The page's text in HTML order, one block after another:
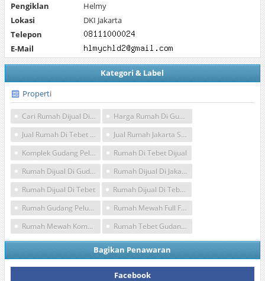
Pengiklan
Helmy
Lokasi
DKI Jakarta
Telepon
E-Mail
Kategori & Label
Properti
Cari Rumah Dijual Di Gudang Peluru
Harga Rumah Di Gudang Peluru Tebet
Jual Rumah Di Tebet Jakarta Selatan
Jual Rumah Jakarta Selatan
Komplek Gudang Peluru Tebet
Rumah Di Tebet Dijual
Rumah Dijual Di Gudang Peluru
Rumah Dijual Di Jakarta Selatan
Rumah Dijual Di Tebet
Rumah Dijual Di Tebet Jakarta Selatan
Rumah Gudang Peluru Jakarta Selatan
Rumah Mewah Full Furnished Di Tebet
Rumah Mewah Komplek Gudang Peluru Tebet
Rumah Tebet Gudang Peluru
Bagikan Penawaran
Facebook